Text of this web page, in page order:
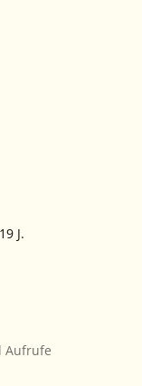
19 J.
Aufrufe